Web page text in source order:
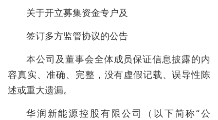
关于开立募集资金专户及
签订多方监管协议的公告
本公司及董事会全体成员保证信息披露的内
容真实、准确、完整，没有虚假记载、误导性陈
述或重大遗漏。
华润新能源控股有限公司（以下简称“公